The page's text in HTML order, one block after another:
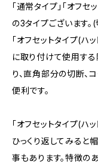
「通常タイプ」「オフセ
の3タイプございます
「オフセットタイプ(ハ
に取り付けて使用する
り、直角部分の切断、
便利です。
「オフセットタイプ(
ひっくり返してみると
事もあります。特徴の